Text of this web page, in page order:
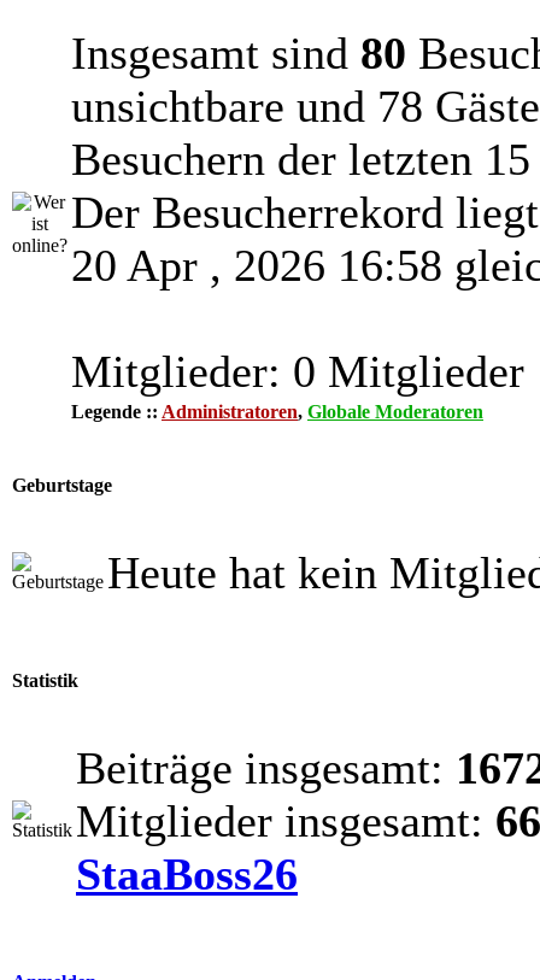
Insgesamt sind 80
unsichtbare und 78
Besuchern der letzten
Der Besucherrekord
20 Apr , 2026 16:58
Mitglieder: 0 Mitglieder
Legende :: Administratoren, Globale Moderatoren
Geburtstage
Heute hat kein
Statistik
Beiträge insgesamt:
Mitglieder insgesamt:
StaaBoss26